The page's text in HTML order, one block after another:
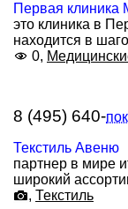
Первая клиника
это клиника в
находится в
0,
8 (495) 640-
Текстиль Авеню
партнер в мире
широкий
, Текстиль